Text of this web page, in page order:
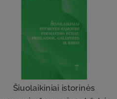
Šiuolaikiniai istorinės